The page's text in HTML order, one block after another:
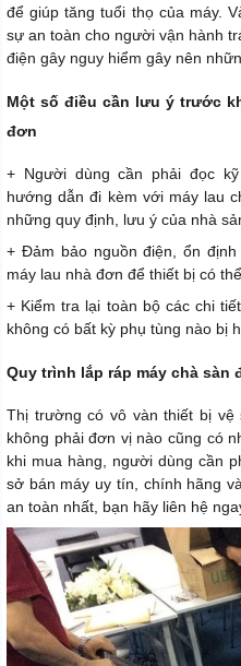
để giúp tăng tuổi thọ của máy.
sự an toàn cho người vận hành
điện gây nguy hiểm gây nên
Một số điều cần lưu ý trước
đơn
+ Người dùng cần phải đọc
hướng dẫn đi kèm với máy lau
những quy định, lưu ý của nhà
+ Đảm bảo nguồn điện, ổn
máy lau nhà đơn để thiết bị có
+ Kiểm tra lại toàn bộ các chi
không có bất kỳ phụ tùng nào bị
Quy trình lắp ráp máy chà sàn
Thị trường có vô vàn thiết bị vệ
không phải đơn vị nào cũng có
khi mua hàng, người dùng cần
sở bán máy uy tín, chính hãng
an toàn nhất, bạn hãy liên hệ